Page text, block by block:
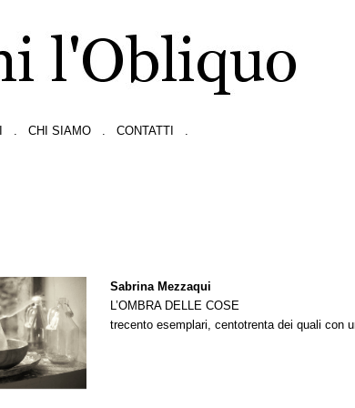
. CHI SIAMO . CONTATTI .
Sabrina Mezzaqui
L’OMBRA DELLE COSE
trecento esemplari, centotrenta dei quali con